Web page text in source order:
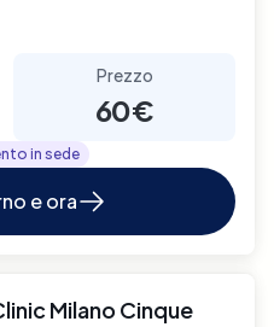
Prezzo
60€
in sede
e ora
Milano Cinque